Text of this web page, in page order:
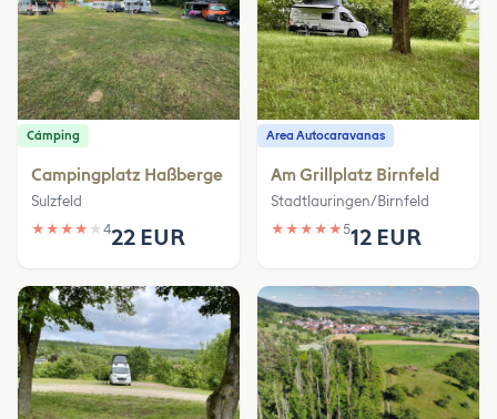
Cámping
Campingplatz Haßberge
Sulzfeld
★ ★ ★ ★ ★ 422 EUR
Area Autocaravanas
Am Grillplatz Birnfeld
Stadtlauringen/Birnfeld
★ ★ ★ ★ ★512 EUR